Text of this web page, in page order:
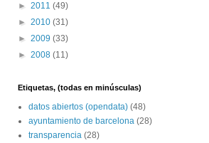
► 2011 (49)
► 2010 (31)
► 2009 (33)
► 2008 (11)
Etiquetas, (todas en minúsculas)
datos abiertos (opendata) (48)
ayuntamiento de barcelona (28)
transparencia (28)